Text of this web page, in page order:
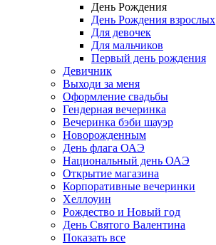
День Рождения
День Рождения взрослых
Для девочек
Для мальчиков
Первый день рождения
Девичник
Выходи за меня
Оформление свадьбы
Гендерная вечеринка
Вечеринка бэби шауэр
Новорожденным
День флага ОАЭ
Национальный день ОАЭ
Открытие магазина
Корпоративные вечеринки
Хеллоуин
Рождество и Новый год
День Святого Валентина
Показать все